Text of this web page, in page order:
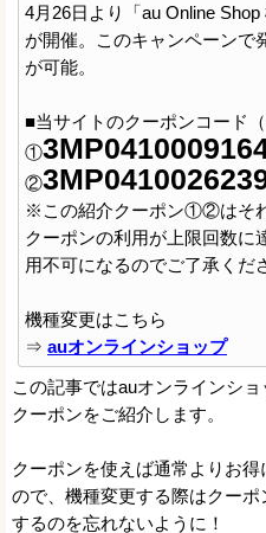
4月26日より「au Online
が開催。このキャンペーンで
が可能。
■当サイトのクーポンコード
①
②
※この紹介クーポン①②はそれ
クーポンの利用が上限回数に
用不可になるのでご了承くだ
機種変更はこちら
⇒ auオンラインショップ
この記事ではauオンラインシ
クーポンをご紹介します。
クーポンを使えば通常よりお
ので、機種変更する際はクー
するのを忘れないように！